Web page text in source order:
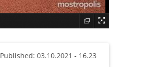
Published: 03.10.2021 - 16.23